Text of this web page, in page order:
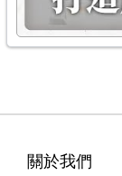
關於我們